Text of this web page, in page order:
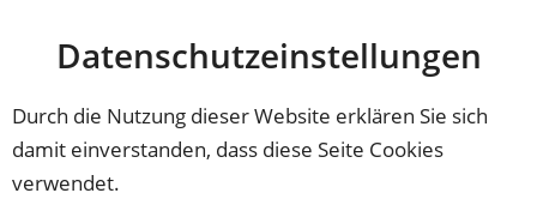
Datenschutz­einstellungen
Durch die Nutzung dieser Website erklären Sie sich
damit einverstanden, dass diese Seite Cookies
verwendet.
INHALT ANSPRINGEN
Coburg